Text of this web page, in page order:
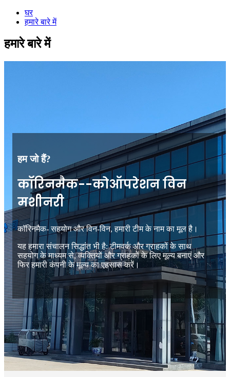
घर
हमारे बारे में
हमारे बारे में
हम जो हैं?
कॉरिनमैक--कोऑपरेशन विन
मशीनरी
कॉरिनमैक- सहयोग और विन-विन, हमारी टीम के नाम का मूल है।
यह हमारा संचालन सिद्धांत भी है: टीमवर्क और ग्राहकों के साथ
सहयोग के माध्यम से, व्यक्तियों और ग्राहकों के लिए मूल्य बनाएं और
फिर हमारी कंपनी के मूल्य का एहसास करें।